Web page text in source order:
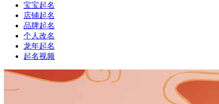
宝宝起名
店铺起名
品牌起名
个人改名
龙年起名
起名视频